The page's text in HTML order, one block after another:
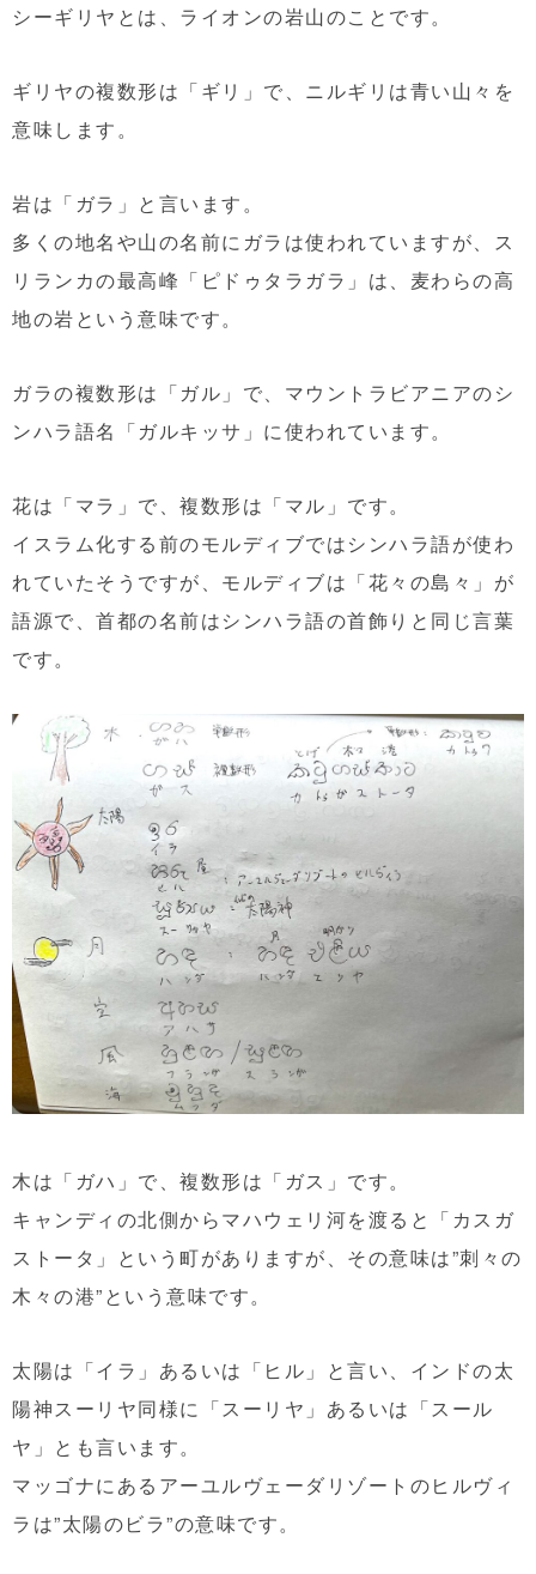
シーギリヤとは、ライオンの岩山のことです。
ギリヤの複数形は「ギリ」で、ニルギリは青い山々を
意味します。
岩は「ガラ」と言います。
多くの地名や山の名前にガラは使われていますが、ス
リランカの最高峰「ピドゥタラガラ」は、麦わらの高
地の岩という意味です。
ガラの複数形は「ガル」で、マウントラビアニアのシ
ンハラ語名「ガルキッサ」に使われています。
花は「マラ」で、複数形は「マル」です。
イスラム化する前のモルディブではシンハラ語が使わ
れていたそうですが、モルディブは「花々の島々」が
語源で、首都の名前はシンハラ語の首飾りと同じ言葉
です。
木は「ガハ」で、複数形は「ガス」です。
キャンディの北側からマハウェリ河を渡ると「カスガ
ストータ」という町がありますが、その意味は”刺々の
木々の港”という意味です。
太陽は「イラ」あるいは「ヒル」と言い、インドの太
陽神スーリヤ同様に「スーリヤ」あるいは「スール
ヤ」とも言います。
マッゴナにあるアーユルヴェーダリゾートのヒルヴィ
ラは”太陽のビラ”の意味です。